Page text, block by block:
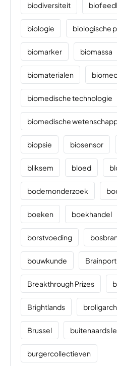
biodiversiteit
biologie biologische
biomarker biomassa
biomaterialen
biomedische technologie
biomedische
biopsie biosensor
bliksem bloed
bodemonderzoek
boeken boekhandel
borstvoeding
bouwkunde Brainport
Breakthrough Prizes
Brightlands
Brussel buitenaards
burgercollectieven